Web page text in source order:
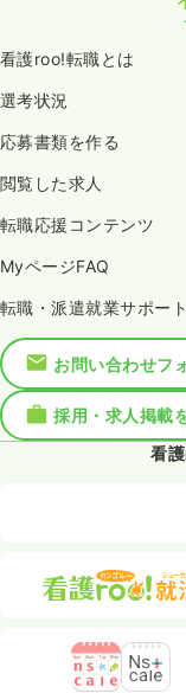
看護roo!転職とは
選考状況
応募書類を作る
閲覧した求人
転職応援コンテンツ
MyページFAQ
転職・派遣就業サポー
お問い合わせフ
採用・求人掲載
看